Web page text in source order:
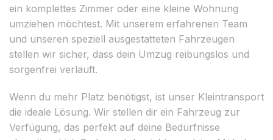
ein komplettes Zimmer oder eine kleine Wohnung
umziehen möchtest. Mit unserem erfahrenen Team
und unseren speziell ausgestatteten Fahrzeugen
stellen wir sicher, dass dein Umzug reibungslos und
sorgenfrei verläuft.
Wenn du mehr Platz benötigst, ist unser Kleintransport
die ideale Lösung. Wir stellen dir ein Fahrzeug zur
Verfügung, das perfekt auf deine Bedürfnisse